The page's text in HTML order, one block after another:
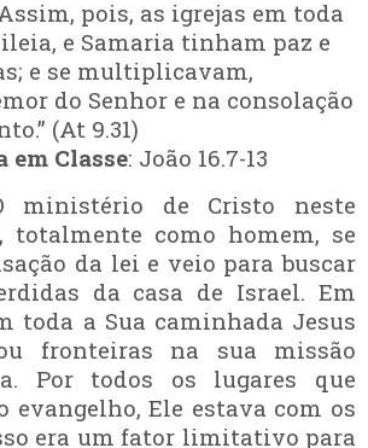
pois, as igrejas em toda
e Samaria tinham paz e
e se multiplicavam,
do Senhor e na consolação
(At 9.31)
Classe: João 16.7-13
ministério de Cristo neste
totalmente como homem, se
da lei e veio para buscar
da casa de Israel. Em
toda a Sua caminhada Jesus
fronteiras na sua missão
Por todos os lugares que
evangelho, Ele estava com os
era um fator limitativo para